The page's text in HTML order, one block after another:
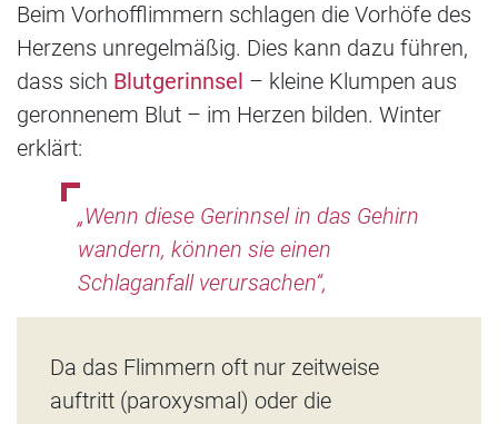
Beim Vorhofflimmern schlagen die Vorhöfe des
Herzens unregelmäßig. Dies kann dazu führen,
dass sich Blutgerinnsel – kleine Klumpen aus
geronnenem Blut – im Herzen bilden. Winter
erklärt:
„Wenn diese Gerinnsel in das Gehirn
wandern, können sie einen
Schlaganfall verursachen“,
Da das Flimmern oft nur zeitweise
auftritt (paroxysmal) oder die